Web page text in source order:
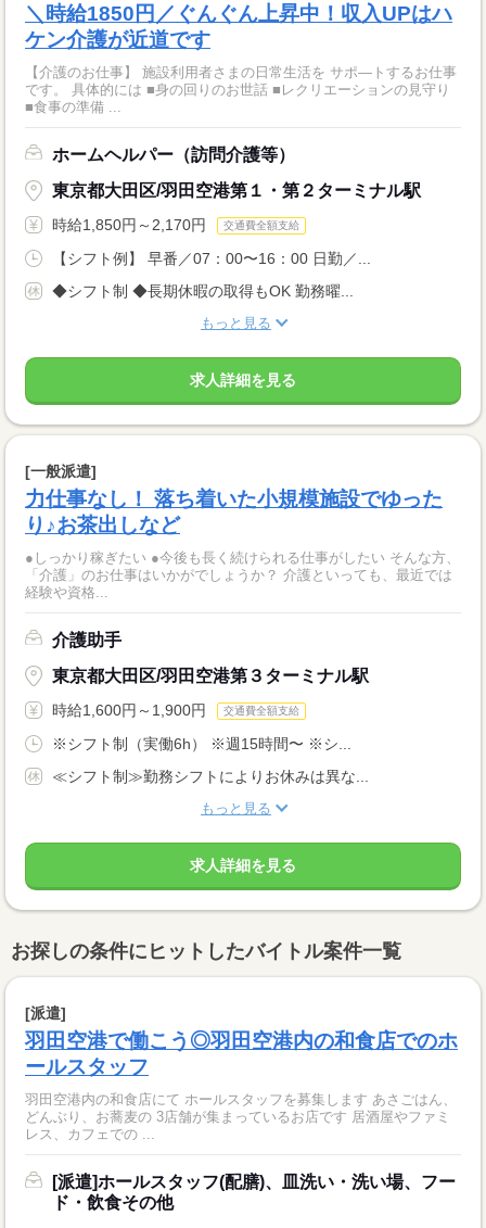
＼時給1850円／ぐんぐん上昇中！収入UPはハ
ケン介護が近道です
【介護のお仕事】 施設利用者さまの日常生活を サポ―トするお仕事
です。 具体的には ■身の回りのお世話 ■レクリエーションの見守り
■食事の準備 ...
ホームヘルパー（訪問介護等）
東京都大田区/羽田空港第１・第２ターミナル駅
時給1,850円～2,170円 交通費全額支給
【シフト例】 早番／07：00〜16：00 日勤／...
◆シフト制 ◆長期休暇の取得もOK 勤務曜...
もっと見る
求人詳細を見る
[一般派遣]
力仕事なし！ 落ち着いた小規模施設でゆった
り♪お茶出しなど
●しっかり稼ぎたい ●今後も長く続けられる仕事がしたい そんな方、
「介護」のお仕事はいかがでしょうか？ 介護といっても、最近では
経験や資格...
介護助手
東京都大田区/羽田空港第３ターミナル駅
時給1,600円～1,900円 交通費全額支給
※シフト制（実働6h） ※週15時間〜 ※シ...
≪シフト制≫勤務シフトによりお休みは異な...
もっと見る
求人詳細を見る
お探しの条件にヒットしたバイトル案件一覧
[派遣]
羽田空港で働こう◎羽田空港内の和食店でのホ
ールスタッフ
羽田空港内の和食店にて ホールスタッフを募集します あさごはん、
どんぶり、お蕎麦の 3店舗が集まっているお店です 居酒屋やファミ
レス、カフェでの ...
[派遣]ホールスタッフ(配膳)、皿洗い・洗い場、フー
ド・飲食その他